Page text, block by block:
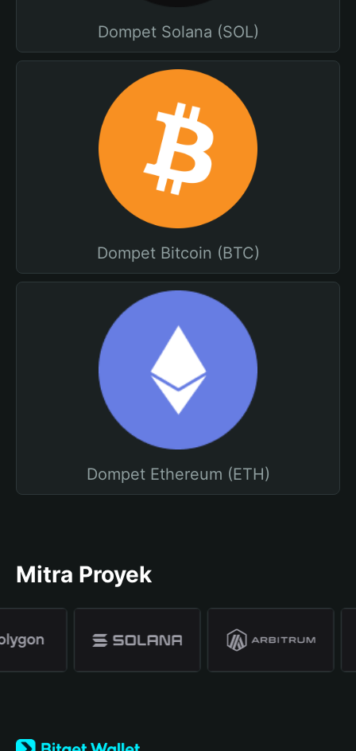
Dompet Solana (SOL)
Dompet Bitcoin (BTC)
Dompet Ethereum (ETH)
Mitra Proyek